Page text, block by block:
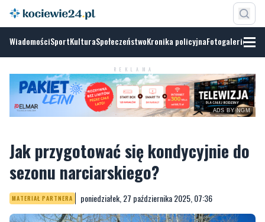
WiadomościSportKulturaSpołeczeństwoKronika policyjnaFotogalerie
REKLAMA
NGM
Jak przygotować się kondycyjnie do
MATERIAŁ PARTNERA poniedziałek, 27 października 2025, 07:36